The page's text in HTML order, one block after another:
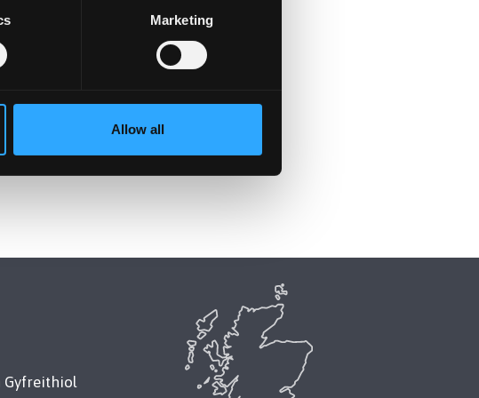
Marketing
Allow all
Gyfreithiol